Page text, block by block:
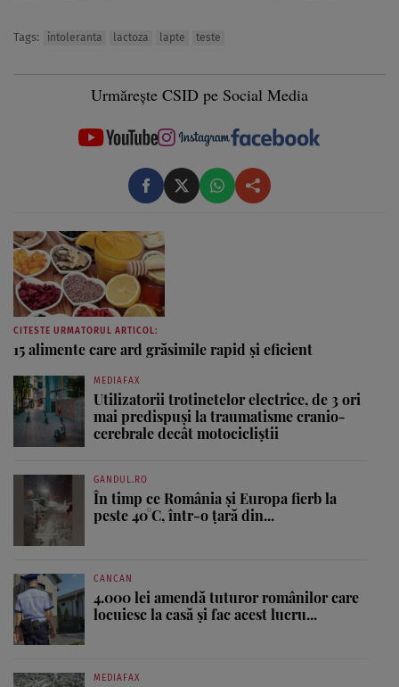
Tags: intoleranta lactoza lapte teste
Urmărește CSID pe Social Media
CITESTE URMATORUL ARTICOL:
15 alimente care ard grăsimile rapid şi eficient
MEDIAFAX
Utilizatorii trotinetelor electrice, de 3 ori
mai predispuși la traumatisme cranio-
cerebrale decât motocicliștii
GANDUL.RO
În timp ce România și Europa fierb la
peste 40°C, într-o țară din...
CANCAN
4.000 lei amendă tuturor românilor care
locuiesc la casă și fac acest lucru...
MEDIAFAX